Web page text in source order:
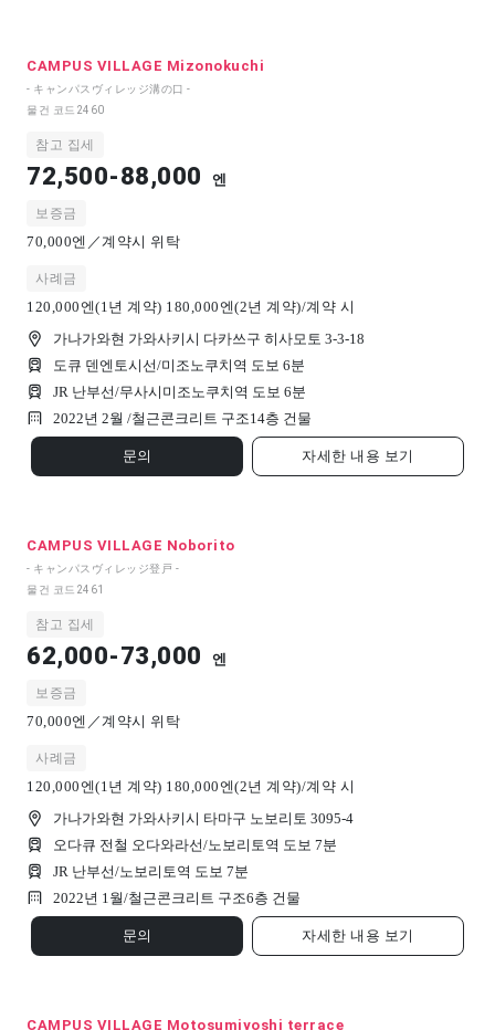
CAMPUS VILLAGE Mizonokuchi
- キャンパスヴィレッジ溝の口 -
물건 코드 2460
참고 집세
72,500-88,000 엔
보증금
70,000엔／계약시 위탁
사례금
120,000엔(1년 계약) 180,000엔(2년 계약)/계약 시
가나가와현 가와사키시 다카쓰구 히사모토 3-3-18
도큐 덴엔토시선/미조노쿠치역 도보 6분
JR 난부선/무사시미조노쿠치역 도보 6분
2022년 2월 /철근콘크리트 구조14층 건물
문의 자세한 내용 보기
CAMPUS VILLAGE Noborito
- キャンパスヴィレッジ登戸 -
물건 코드 2461
참고 집세
62,000-73,000 엔
보증금
70,000엔／계약시 위탁
사례금
120,000엔(1년 계약) 180,000엔(2년 계약)/계약 시
가나가와현 가와사키시 타마구 노보리토 3095-4
오다큐 전철 오다와라선/노보리토역 도보 7분
JR 난부선/노보리토역 도보 7분
2022년 1월/철근콘크리트 구조6층 건물
문의 자세한 내용 보기
CAMPUS VILLAGE Motosumiyoshi terrace